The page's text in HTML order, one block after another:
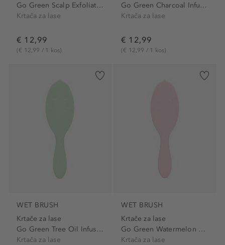
Go Green Scalp Exfoliator...
Krtača za lase
€ 12,99
(€ 12,99 / 1 kos)
Go Green Charcoal Infused...
Krtača za lase
€ 12,99
(€ 12,99 / 1 kos)
WET BRUSH
Krtače za lase
Go Green Tree Oil Infused...
Krtača za lase
WET BRUSH
Krtače za lase
Go Green Watermelon Oil...
Krtača za lase